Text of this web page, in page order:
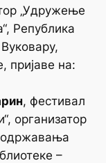
„Удружење
Република
пријаве на:
, фестивал
организатор
–